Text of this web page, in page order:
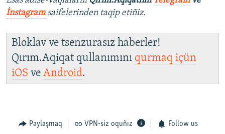
İnstagram saifelerinden taqip etiñiz.
Bloklav ve tsenzurasız haberler!
Qırım.Aqiqat qullanımını qurmaq içün
iOS ve Android.
Paylaşmaq VPN-siz oquñız Follow us